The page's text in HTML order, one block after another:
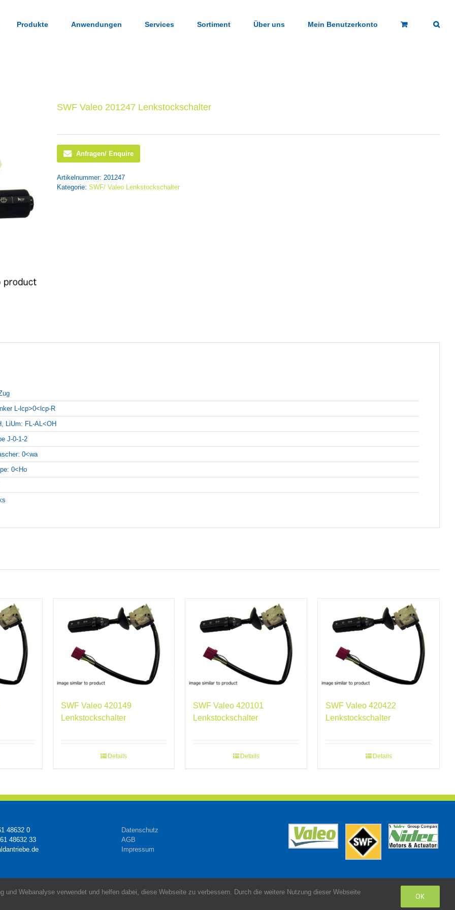
Produkte Anwendungen Services Sortiment Über uns Mein Benutzerkonto
SWF Valeo 201247 Lenkstockschalter
Anfragen/ Enquire
Artikelnummer: 201247
Kategorie: SWF/ Valeo Lenkstockschalter
L-lcp>0<lcp-R
LiUm: FL-AL<OH
J-0-1-2
0<wa
0<Ho
SWF Valeo 420149
Lenkstockschalter
Details
SWF Valeo 420101
Lenkstockschalter
Details
SWF Valeo 420422
Lenkstockschalter
Details
48632 0
48632 33
Datenschutz
AGB
Impressum
Webanalyse verwendet und helfen dabei, diese Webseite zu verbessern. Durch die weitere Nutzung dieser Webseite
OK